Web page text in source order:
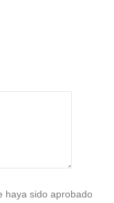
haya sido aprobado